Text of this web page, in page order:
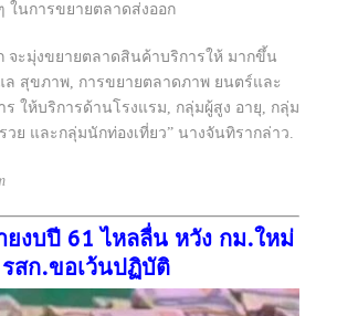
ในการขยายตลาดส่งออก
จะมุ่งขยายตลาดสินค้าบริการให้ มากขึ้น
ล สุขภาพ, การขยายตลาดภาพ ยนตร์และ
ร ให้บริการด้านโรงแรม, กลุ่มผู้สูง อายุ, กลุ่ม
วย และกลุ่มนักท่องเที่ยว” นางจันทิรากล่าว.
ยงบปี 61 ไหลลื่น หวัง กม.ใหม่
สก.ขอเว้นปฏิบัติ